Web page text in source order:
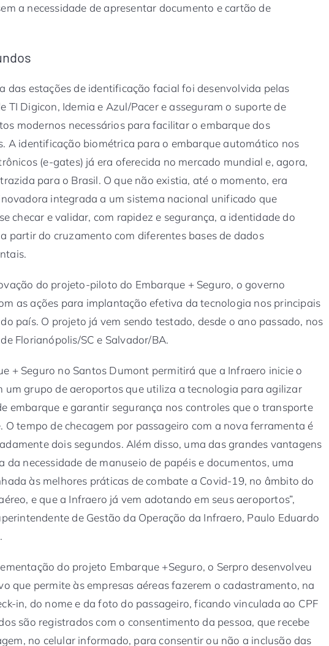
a necessidade de apresentar documento e cartão de
das estações de identificação facial foi desenvolvida pelas
TI Digicon, Idemia e Azul/Pacer e asseguram o suporte de
modernos necessários para facilitar o embarque dos
A identificação biométrica para o embarque automático nos
(e-gates) já era oferecida no mercado mundial e, agora,
para o Brasil. O que não existia, até o momento, era
integrada a um sistema nacional unificado que
checar e validar, com rapidez e segurança, a identidade do
partir do cruzamento com diferentes bases de dados
do projeto-piloto do Embarque + Seguro, o governo
as ações para implantação efetiva da tecnologia nos principais
país. O projeto já vem sendo testado, desde o ano passado, nos
Florianópolis/SC e Salvador/BA.
+ Seguro no Santos Dumont permitirá que a Infraero inicie o
um grupo de aeroportos que utiliza a tecnologia para agilizar
embarque e garantir segurança nos controles que o transporte
O tempo de checagem por passageiro com a nova ferramenta é
dois segundos. Além disso, uma das grandes vantagens
da necessidade de manuseio de papéis e documentos, uma
às melhores práticas de combate a Covid-19, no âmbito do
e que a Infraero já vem adotando em seus aeroportos”,
de Gestão da Operação da Infraero, Paulo Eduardo
do projeto Embarque +Seguro, o Serpro desenvolveu
que permite às empresas aéreas fazerem o cadastramento, na
in, do nome e da foto do passageiro, ficando vinculada ao CPF
são registrados com o consentimento da pessoa, que recebe
no celular informado, para consentir ou não a inclusão das